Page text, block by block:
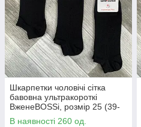
Шкарпетки чоловічі сітка
бавовна ультракороткі
ВженеBOSSі, розмір 25 (39-
40), чорні, 12109
В наявності 260 од.